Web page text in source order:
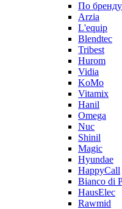
По бренду
Arzia
L'equip
Blendtec
Tribest
Hurom
Vidia
KoMo
Vitamix
Hanil
Omega
Nuc
Shinil
Magic
Hyundae
HappyCall
Bianco di
HausElec
Rawmid